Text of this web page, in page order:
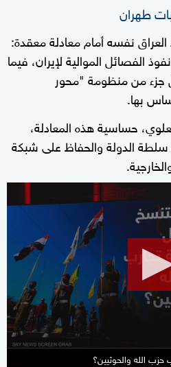
طهران
نفسه أمام معادلة معقدة:
الفصائل الموالية لإيران، فيما
جزء من منظومة "محور
بها.
حساسية هذه المعادلة،
سلطة الدولة والحفاظ على شبكة
seconds
minutes,
seconds
الله والحوثيين؟